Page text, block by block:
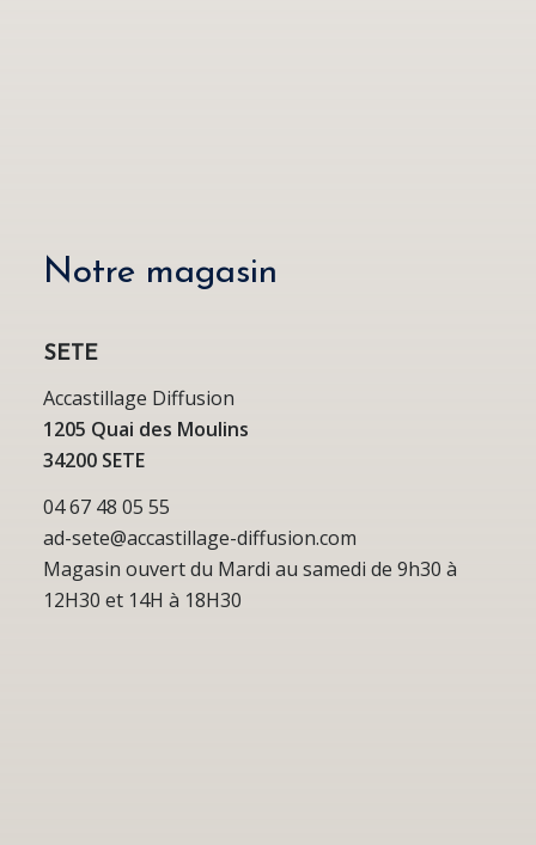
Notre magasin
SETE
Accastillage Diffusion
1205 Quai des Moulins
34200 SETE
04 67 48 05 55
ad-sete@accastillage-diffusion.com
Magasin ouvert du Mardi au samedi de 9h30 à
12H30 et 14H à 18H30